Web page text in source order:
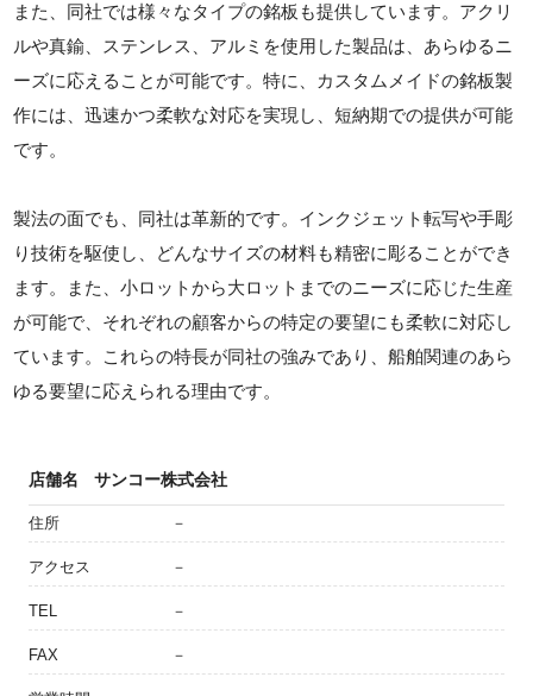
また、同社では様々なタイプの銘板も提供しています。アクリ
ルや真鍮、ステンレス、アルミを使用した製品は、あらゆるニ
ーズに応えることが可能です。特に、カスタムメイドの銘板製
作には、迅速かつ柔軟な対応を実現し、短納期での提供が可能
です。
製法の面でも、同社は革新的です。インクジェット転写や手彫
り技術を駆使し、どんなサイズの材料も精密に彫ることができ
ます。また、小ロットから大ロットまでのニーズに応じた生産
が可能で、それぞれの顧客からの特定の要望にも柔軟に対応し
ています。これらの特長が同社の強みであり、船舶関連のあら
ゆる要望に応えられる理由です。
店舗名 サンコー株式会社
住所 －
アクセス －
TEL －
FAX －